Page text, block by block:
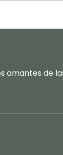
amantes de